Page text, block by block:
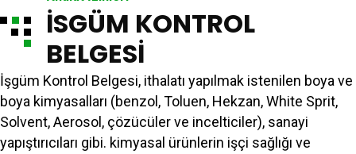
İSGÜM KONTROL
BELGESİ
İşgüm Kontrol Belgesi, ithalatı yapılmak istenilen boya ve
boya kimyasalları (benzol, Toluen, Hekzan, White Sprit,
Solvent, Aerosol, çözücüler ve incelticiler), sanayi
yapıştırıcıları gibi. kimyasal ürünlerin işçi sağlığı ve